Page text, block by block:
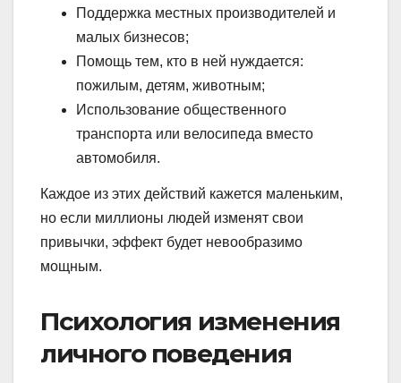
Поддержка местных производителей и
малых бизнесов;
Помощь тем, кто в ней нуждается:
пожилым, детям, животным;
Использование общественного
транспорта или велосипеда вместо
автомобиля.
Каждое из этих действий кажется маленьким,
но если миллионы людей изменят свои
привычки, эффект будет невообразимо
мощным.
Психология изменения
личного поведения